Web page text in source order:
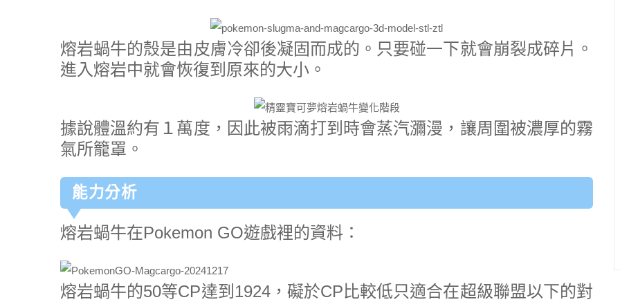
熔岩蝸牛的殼是由皮膚冷卻後凝固而成的。只要碰一下就會崩裂成碎片。
進入熔岩中就會恢復到原來的大小。
據說體溫約有１萬度，因此被雨滴打到時會蒸汽瀰漫，讓周圍被濃厚的霧
氣所籠罩。
能力分析
熔岩蝸牛在Pokemon GO遊戲裡的資料：
熔岩蝸牛的50等CP達到1924，礙於CP比較低只適合在超級聯盟以下的對